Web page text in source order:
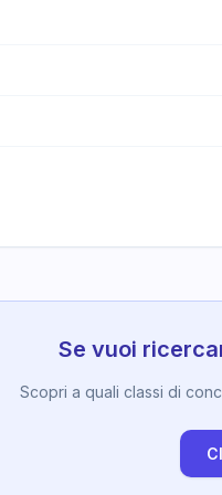
Se vuoi
Scopri a quali classi di